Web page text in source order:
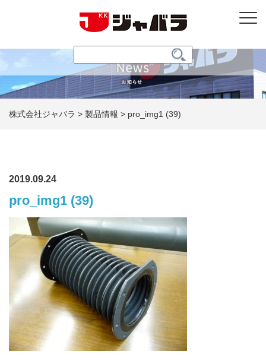
株式会社ジャバラ > 製品情報 > pro_img1 (39)
2019.09.24
pro_img1 (39)